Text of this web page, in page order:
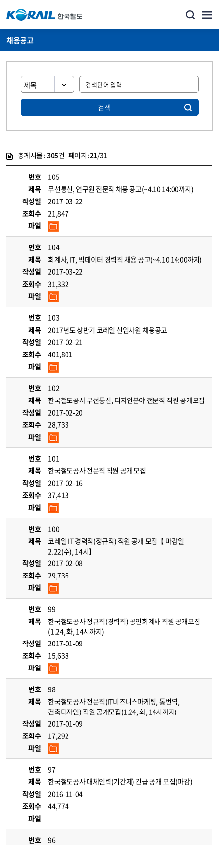
채용공고
검색
총게시물 :305건 페이지 :21/31
번호
105
제목
무선통신, 연구원 전문직 채용 공고(~4.10 14:00까지)
작성일
2017-03-22
조회수
21,847
파일
번호
104
제목
회계사, IT, 빅데이터 경력직 채용 공고(~4.10 14:00까지)
작성일
2017-03-22
조회수
31,332
파일
번호
103
제목
2017년도 상반기 코레일 신입사원 채용공고
작성일
2017-02-21
조회수
401,801
파일
번호
102
제목
한국철도공사 무선통신, 디자인분야 전문직 직원 공개모집
작성일
2017-02-20
조회수
28,733
파일
번호
101
제목
한국철도공사 전문직 직원 공개 모집
작성일
2017-02-16
조회수
37,413
파일
번호
100
제목
코레일 IT 경력직(정규직) 직원 공개 모집【 마감일
2.22(수), 14시】
작성일
2017-02-08
조회수
29,736
파일
번호
99
제목
한국철도공사 정규직(경력직) 공인회계사 직원 공개모집
(1.24, 화, 14시까지)
작성일
2017-01-09
조회수
15,638
파일
번호
98
제목
한국철도공사 전문직(IT비즈니스마케팅, 통번역,
건축디자인) 직원 공개모집(1.24, 화, 14시까지)
작성일
2017-01-09
조회수
17,292
파일
번호
97
제목
한국철도공사 대체인력(기간제) 긴급 공개 모집(마감)
작성일
2016-11-04
조회수
44,774
파일
번호
96